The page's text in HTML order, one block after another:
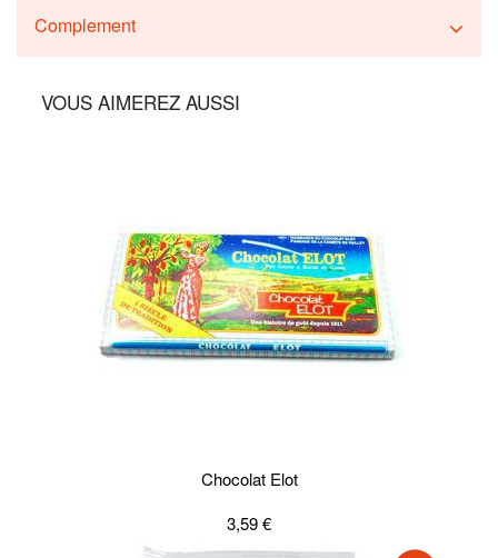
Complement
VOUS AIMEREZ AUSSI
Chocolat Elot
3,59 €